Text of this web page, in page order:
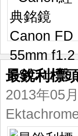
最銳利標
2013年05